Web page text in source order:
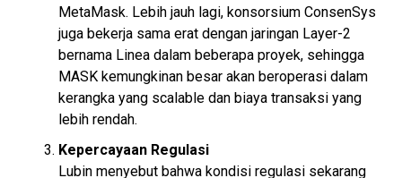
MetaMask. Lebih jauh lagi, konsorsium ConsenSys
juga bekerja sama erat dengan jaringan Layer-2
bernama Linea dalam beberapa proyek, sehingga
MASK kemungkinan besar akan beroperasi dalam
kerangka yang scalable dan biaya transaksi yang
lebih rendah.
Kepercayaan Regulasi
Lubin menyebut bahwa kondisi regulasi sekarang